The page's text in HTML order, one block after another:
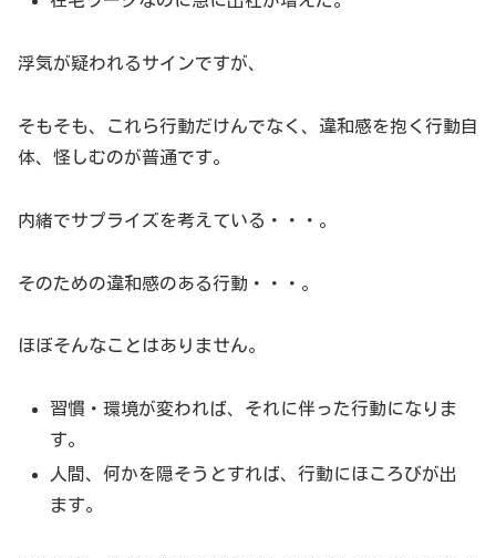
浮気が疑われるサインですが、
そもそも、これら行動だけんでなく、違和感を抱く行動自
体、怪しむのが普通です。
内緒でサプライズを考えている・・・。
そのための違和感のある行動・・・。
ほぼそんなことはありません。
習慣・環境が変われば、それに伴った行動になりま
す。
人間、何かを隠そうとすれば、行動にほころびが出
ます。